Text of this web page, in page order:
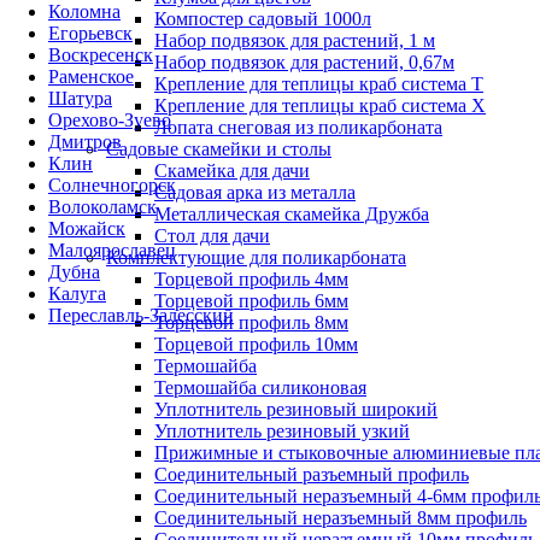
Коломна
Егорьевск
Воскресенск
Раменское
Шатура
Орехово-Зуево
Дмитров
Клин
Солнечногорск
Волоколамск
Можайск
Малоярославец
Дубна
Калуга
Переславль-Залесский
Компостер садовый 1000л
Набор подвязок для растений, 1 м
Набор подвязок для растений, 0,67м
Крепление для теплицы краб система Т
Крепление для теплицы краб система Х
Лопата снеговая из поликарбоната
Садовые скамейки и столы
Скамейка для дачи
Садовая арка из металла
Металлическая скамейка Дружба
Стол для дачи
Комплектующие для поликарбоната
Торцевой профиль 4мм
Торцевой профиль 6мм
Торцевой профиль 8мм
Торцевой профиль 10мм
Термошайба
Термошайба силиконовая
Уплотнитель резиновый широкий
Уплотнитель резиновый узкий
Прижимные и стыковочные алюминиевые
Соединительный разъемный профиль
Соединительный неразъемный 4-6мм
Соединительный неразъемный 8мм профиль